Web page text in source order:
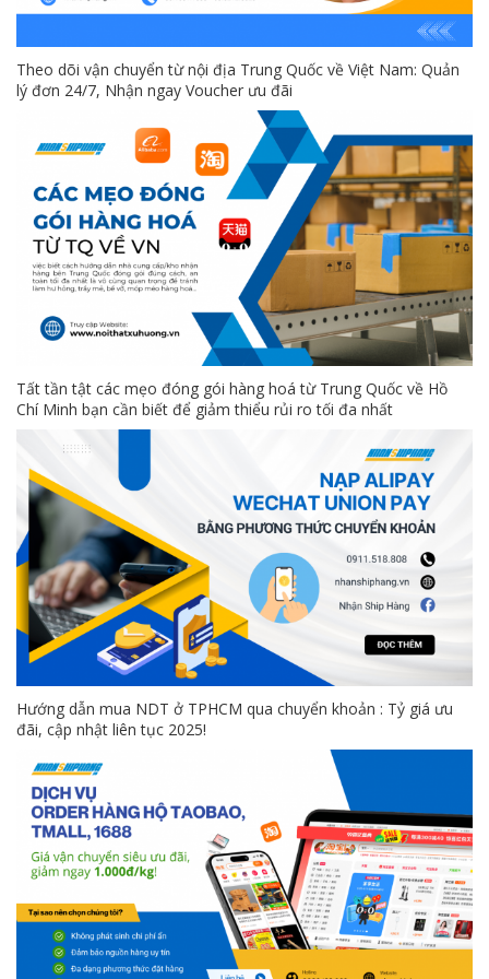
Theo dõi vận chuyển từ nội địa Trung Quốc về Việt Nam: Quản
lý đơn 24/7, Nhận ngay Voucher ưu đãi
Tất tần tật các mẹo đóng gói hàng hoá từ Trung Quốc về Hồ
Chí Minh bạn cần biết để giảm thiểu rủi ro tối đa nhất
Hướng dẫn mua NDT ở TPHCM qua chuyển khoản : Tỷ giá ưu
đãi, cập nhật liên tục 2025!